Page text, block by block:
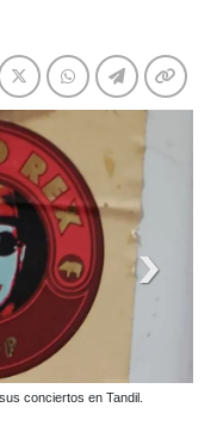
conciertos en Tandil.